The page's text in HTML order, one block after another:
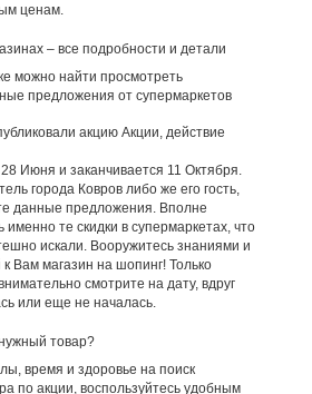
ценам.
– все подробности и детали
можно найти просмотреть
предложения от супермаркетов
акцию Акции, действие
Июня и заканчивается 11 Октября.
города Ковров либо же его гость,
данные предложения. Вполне
именно те скидки в супермаркетах, что
искали. Вооружитесь знаниями и
Вам магазин на шопинг! Только
смотрите на дату, вдруг
или еще не началась.
товар?
время и здоровье на поиск
по акции, воспользуйтесь удобным